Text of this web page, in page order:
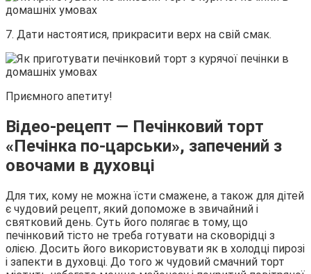
7. Дати настоятися, прикрасити верх на свій смак.
Приємного апетиту!
Відео-рецепт — Печінковий торт
«Печінка по-царськи», запечений з
овочами в духовці
Для тих, кому не можна їсти смажене, а також для дітей
є чудовий рецепт, який допоможе в звичайний і
святковий день. Суть його полягає в тому, що
печінковий тісто не треба готувати на сковорідці з
олією. Досить його використовувати як в холодці пирозі
і запекти в духовці. До того ж чудовий смачний торт